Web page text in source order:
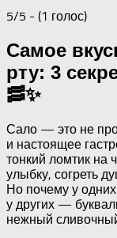
5/5 - (1 голос)
Самое
рту: 3
🥓✨
Сало — это не
и настоящее
тонкий ломтик на
улыбку, согреть
Но почему у
у других —
нежный